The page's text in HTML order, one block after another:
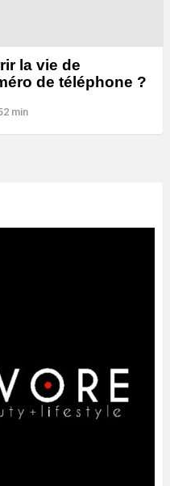
la vie de
de téléphone ?
min